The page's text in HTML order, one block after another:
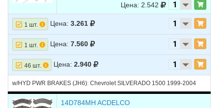
Цена: 2.542
1 шт. Цена: 3.261
1 шт. Цена: 7.560
46 шт. Цена: 2.940
w/HYD PWR BRAKES (JH6): Chevrolet SILVERADO 1500 1999-2004
14D784MH ACDELCO